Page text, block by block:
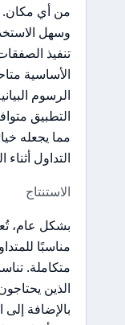
من أي مكان.
وسهل
تنفيذ
الأساسية
الرسوم
التطبيق
مما يجعله
التداول أثناء
الاستنتاج
مناسبًا
متكاملة.
الذين
بالإضافة إلى